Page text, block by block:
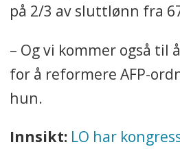
på 2/3 av sluttlønn fra
– Og vi kommer også til
for å reformere AFP-
hun.
Innsikt: LO har